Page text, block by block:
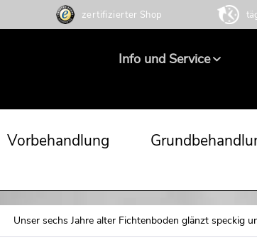
zertifizierter Shop
Info und Service
Vorbehandlung
Unser sechs Jahre alter Fichtenboden glänzt speckig